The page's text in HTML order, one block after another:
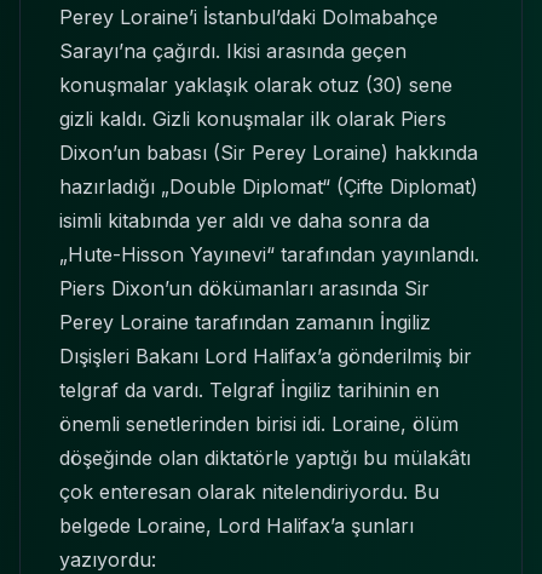
Perey Loraine’i İstanbul’daki Dolmabahçe
Sarayı’na çağırdı. Ikisi arasında geçen
konuşmalar yaklaşık olarak otuz (30) sene
gizli kaldı. Gizli konuşmalar ilk olarak Piers
Dixon’un babası (Sir Perey Loraine) hakkında
hazırladığı „Double Diplomat“ (Çifte Diplomat)
isimli kitabında yer aldı ve daha sonra da
„Hute-Hisson Yayınevi“ tarafından yayınlandı.
Piers Dixon’un dökümanları arasında Sir
Perey Loraine tarafından zamanın İngiliz
Dışişleri Bakanı Lord Halifax’a gönderilmiş bir
telgraf da vardı. Telgraf İngiliz tarihinin en
önemli senetlerinden birisi idi. Loraine, ölüm
döşeğinde olan diktatörle yaptığı bu mülakâtı
çok enteresan olarak nitelendiriyordu. Bu
belgede Loraine, Lord Halifax’a şunları
yazıyordu: